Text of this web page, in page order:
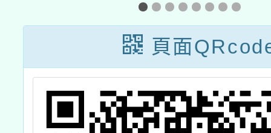
班新住民專班師
資研習班
素養
（
頁面